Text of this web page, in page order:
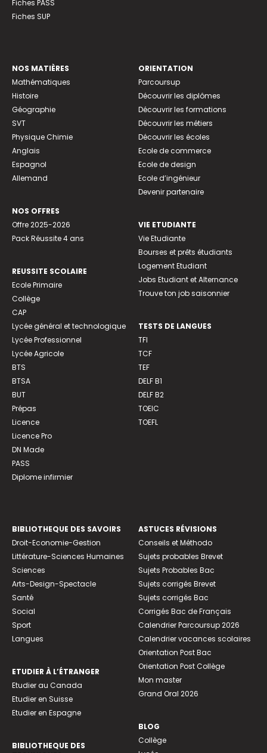
Fiches PASS
Fiches SUP
NOS MATIÈRES
Mathématiques
Histoire
Géographie
SVT
Physique Chimie
Anglais
Espagnol
Allemand
NOS OFFRES
Offre 2025-2026
Pack Réussite 4 ans
REUSSITE SCOLAIRE
Ecole Primaire
Collège
CAP
Lycée général et technologique
Lycée Professionnel
Lycée Agricole
BTS
BTSA
BUT
Prépas
Licence
Licence Pro
DN Made
PASS
Diplome infirmier
ORIENTATION
Parcoursup
Découvrir les diplômes
Découvrir les formations
Découvrir les métiers
Découvrir les écoles
Ecole de commerce
Ecole de design
Ecole d’ingénieur
Devenir partenaire
VIE ETUDIANTE
Vie Etudiante
Bourses et prêts étudiants
Logement Etudiant
Jobs Etudiant et Alternance
Trouve ton job saisonnier
TESTS DE LANGUES
TFI
TCF
TEF
DELF B1
DELF B2
TOEIC
TOEFL
BIBLIOTHEQUE DES SAVOIRS
Droit-Economie-Gestion
Littérature-Sciences Humaines
Sciences
Arts-Design-Spectacle
Santé
Social
Sport
Langues
ETUDIER À L’ÉTRANGER
Etudier au Canada
Etudier en Suisse
Etudier en Espagne
BIBLIOTHEQUE DES
ASTUCES RÉVISIONS
Conseils et Méthodo
Sujets probables Brevet
Sujets Probables Bac
Sujets corrigés Brevet
Sujets corrigés Bac
Corrigés Bac de Français
Calendrier Parcoursup 2026
Calendrier vacances scolaires
Orientation Post Bac
Orientation Post Collège
Mon master
Grand Oral 2026
BLOG
Collège